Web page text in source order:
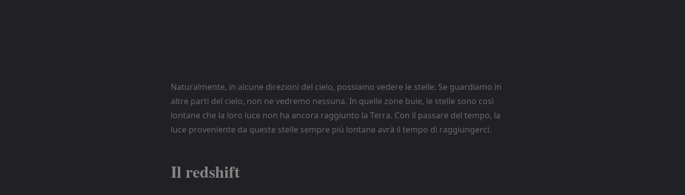
Naturalmente, in alcune direzioni del cielo, possiamo vedere le stelle. Se guardiamo in
altre parti del cielo, non ne vedremo nessuna. In quelle zone buie, le stelle sono così
lontane che la loro luce non ha ancora raggiunto la Terra. Con il passare del tempo, la
luce proveniente da queste stelle sempre più lontane avrà il tempo di raggiungerci.
Il redshift